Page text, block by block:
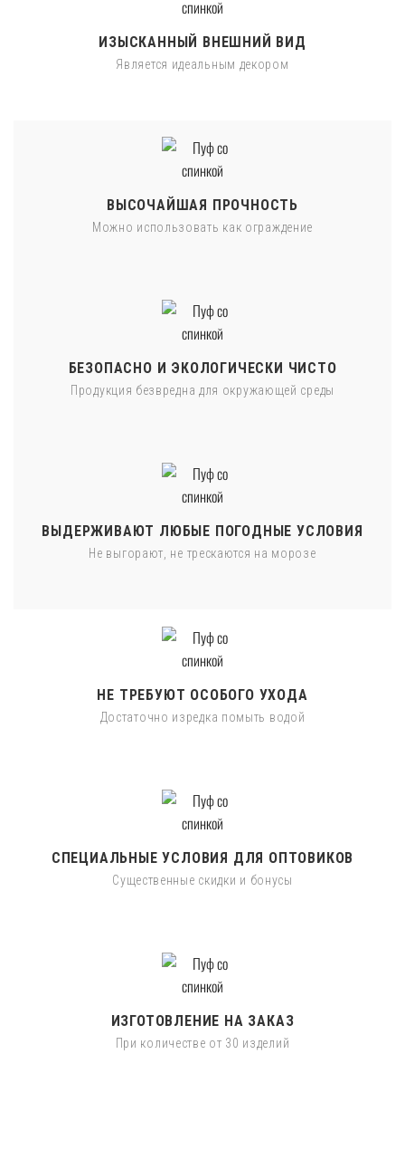
ИЗЫСКАННЫЙ ВНЕШНИЙ ВИД
Является идеальным декором
ВЫСОЧАЙШАЯ ПРОЧНОСТЬ
Можно использовать как ограждение
БЕЗОПАСНО И ЭКОЛОГИЧЕСКИ ЧИСТО
Продукция безвредна для окружающей среды
ВЫДЕРЖИВАЮТ ЛЮБЫЕ ПОГОДНЫЕ УСЛОВИЯ
Не выгорают, не трескаются на морозе
НЕ ТРЕБУЮТ ОСОБОГО УХОДА
Достаточно изредка помыть водой
СПЕЦИАЛЬНЫЕ УСЛОВИЯ ДЛЯ ОПТОВИКОВ
Существенные скидки и бонусы
ИЗГОТОВЛЕНИЕ НА ЗАКАЗ
При количестве от 30 изделий